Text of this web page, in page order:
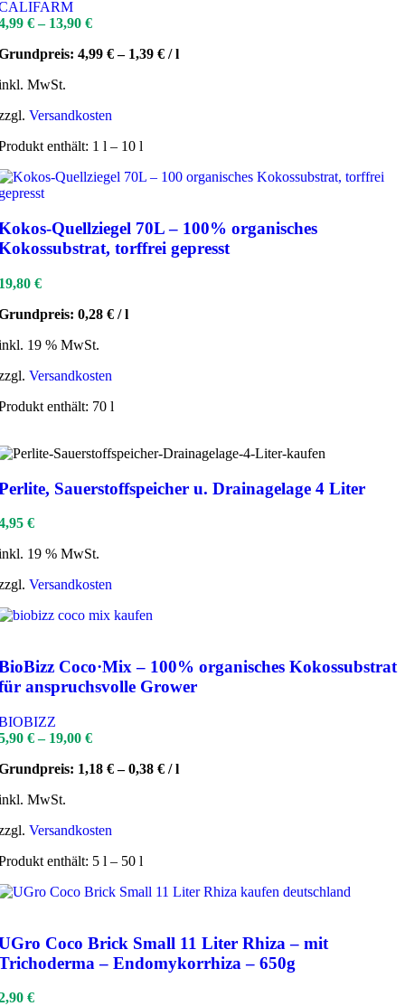
€– 13,90 €
4,99 €– 1,39 € /l
MwSt.
Versandkosten
enthält: 1 l – 10 l
Quellziegel 70L – 100% organisches
torffrei gepresst
€
0,28 € /l
19 % MwSt.
Versandkosten
enthält: 70 l
Sauerstoffspeicher u. Drainagelage 4 Liter
€
19 % MwSt.
Versandkosten
Coco·Mix – 100% organisches Kokossubstrat
anspruchsvolle Grower
€– 19,00 €
1,18 €–0,38 € /l
MwSt.
Versandkosten
enthält: 5 l – 50 l
Coco Brick Small 11 Liter Rhiza – mit
– Endomykorrhiza – 650g
€